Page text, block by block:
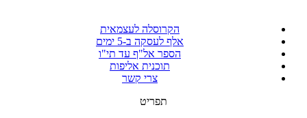
הקרוסלה לעצמאית
אלף לעסקה ב-5 ימים
הספר אל"ף עד תי"ו
תוכנית אליפות
צרי קשר
תפריט